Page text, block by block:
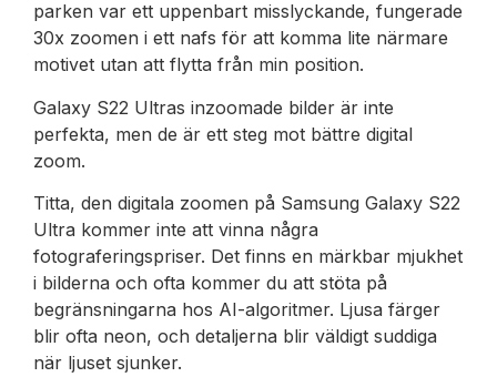
parken var ett uppenbart misslyckande, fungerade
30x zoomen i ett nafs för att komma lite närmare
motivet utan att flytta från min position.
Galaxy S22 Ultras inzoomade bilder är inte
perfekta, men de är ett steg mot bättre digital
zoom.
Titta, den digitala zoomen på Samsung Galaxy S22
Ultra kommer inte att vinna några
fotograferingspriser. Det finns en märkbar mjukhet
i bilderna och ofta kommer du att stöta på
begränsningarna hos AI-algoritmer. Ljusa färger
blir ofta neon, och detaljerna blir väldigt suddiga
när ljuset sjunker.